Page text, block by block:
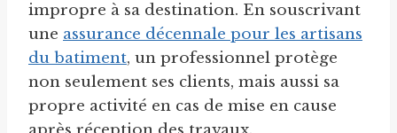
impropre à sa destination. En souscrivant
une assurance décennale pour les artisans
du batiment, un professionnel protège
non seulement ses clients, mais aussi sa
propre activité en cas de mise en cause